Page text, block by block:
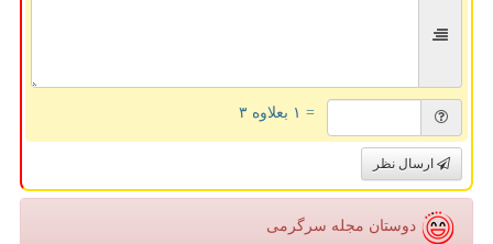
= ۱ بعلاوه ۳
ارسال نظر
دوستان مجله سرگرمی